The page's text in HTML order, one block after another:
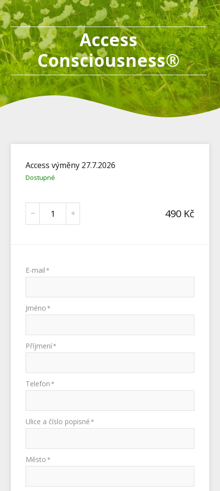
Access
Consciousness®
Access výměny 27.7.2026
Dostupné
490Kč
E-mail *
Jméno *
Příjmení*
Telefon *
Ulice a číslo popisné *
Město *